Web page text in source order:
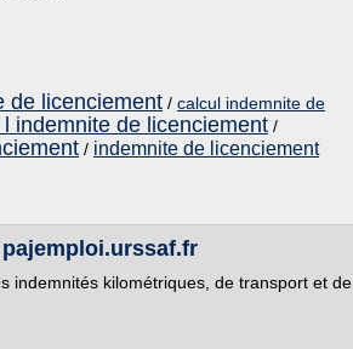
de licenciement / calcul indemnite de
indemnite de licenciement /
/ indemnite de licenciement
indemnités kilométriques, de transport et de